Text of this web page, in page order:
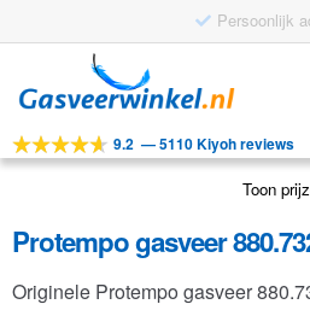
Persoonlijk
door
navigatie
naar
inhoud
Tools
Toepassingen
Klantenservice
9.2 —5110 Kiyoh reviews
Toon
Protempo gasveer
Originele Protempo gasveer